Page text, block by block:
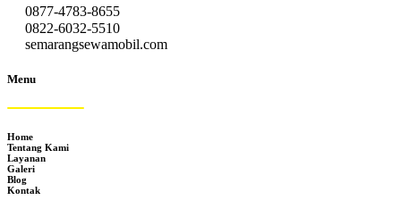
0877-4783-8655
0822-6032-5510
semarangsewamobil.com
Menu
Home
Tentang Kami
Layanan
Galeri
Blog
Kontak